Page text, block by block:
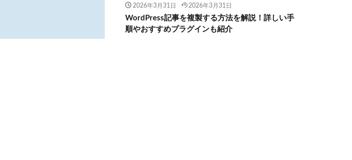
2026年3月31日 2026年3月31日
WordPress記事を複製する方法を解説！詳しい手
順やおすすめプラグインも紹介